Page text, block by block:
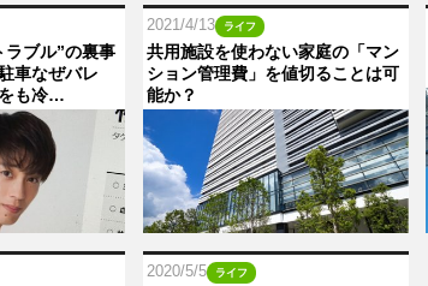
ラブル”の裏事
車なぜバレ
も冷…
2021/4/13 ライフ
共用施設を使わない家庭の「マン
ション管理費」を値切ることは可
能か？
2020/5/5 ライフ